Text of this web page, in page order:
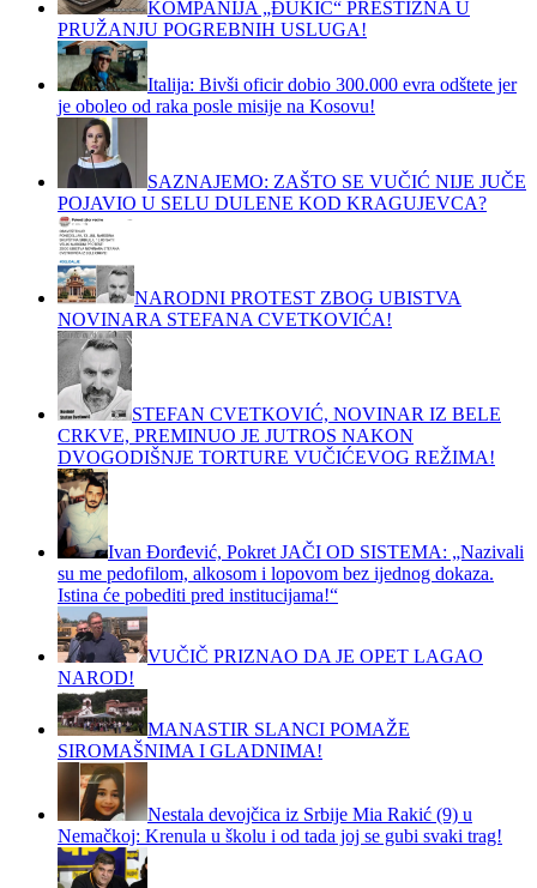
KOMPANIJA „ĐUKIĆ“ PRESTIŽNA U
PRUŽANJU POGREBNIH USLUGA!
Italija: Bivši oficir dobio 300.000 evra odštete jer
je oboleo od raka posle misije na Kosovu!
SAZNAJEMO: ZAŠTO SE VUČIĆ NIJE JUČE
POJAVIO U SELU DULENE KOD KRAGUJEVCA?
NARODNI PROTEST ZBOG UBISTVA
NOVINARA STEFANA CVETKOVIĆA!
STEFAN CVETKOVIĆ, NOVINAR IZ BELE
CRKVE, PREMINUO JE JUTROS NAKON
DVOGODIŠNJE TORTURE VUČIĆEVOG REŽIMA!
Ivan Đorđević, Pokret JAČI OD SISTEMA: „Nazivali
su me pedofilom, alkosom i lopovom bez ijednog dokaza.
Istina će pobediti pred institucijama!“
VUČIČ PRIZNAO DA JE OPET LAGAO
NAROD!
MANASTIR SLANCI POMAŽE
SIROMAŠNIMA I GLADNIMA!
Nestala devojčica iz Srbije Mia Rakić (9) u
Nemačkoj: Krenula u školu i od tada joj se gubi svaki trag!